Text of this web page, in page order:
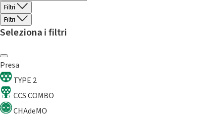
Filtri
Filtri
Seleziona i filtri
Presa
TYPE 2
CCS COMBO
CHAdeMO